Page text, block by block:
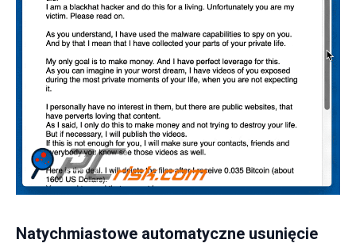
Natychmiastowe automatyczne usunięcie